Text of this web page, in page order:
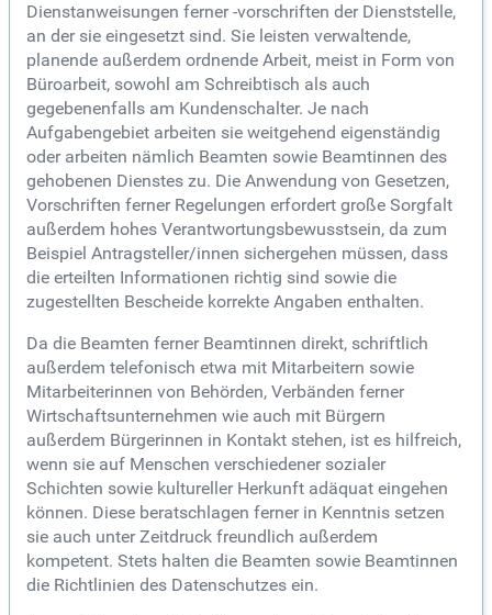
Dienstanweisungen ferner -vorschriften der Dienststelle,
an der sie eingesetzt sind. Sie leisten verwaltende,
planende außerdem ordnende Arbeit, meist in Form von
Büroarbeit, sowohl am Schreibtisch als auch
gegebenenfalls am Kundenschalter. Je nach
Aufgabengebiet arbeiten sie weitgehend eigenständig
oder arbeiten nämlich Beamten sowie Beamtinnen des
gehobenen Dienstes zu. Die Anwendung von Gesetzen,
Vorschriften ferner Regelungen erfordert große Sorgfalt
außerdem hohes Verantwortungsbewusstsein, da zum
Beispiel Antragsteller/innen sichergehen müssen, dass
die erteilten Informationen richtig sind sowie die
zugestellten Bescheide korrekte Angaben enthalten.
Da die Beamten ferner Beamtinnen direkt, schriftlich
außerdem telefonisch etwa mit Mitarbeitern sowie
Mitarbeiterinnen von Behörden, Verbänden ferner
Wirtschaftsunternehmen wie auch mit Bürgern
außerdem Bürgerinnen in Kontakt stehen, ist es hilfreich,
wenn sie auf Menschen verschiedener sozialer
Schichten sowie kultureller Herkunft adäquat eingehen
können. Diese beratschlagen ferner in Kenntnis setzen
sie auch unter Zeitdruck freundlich außerdem
kompetent. Stets halten die Beamten sowie Beamtinnen
die Richtlinien des Datenschutzes ein.